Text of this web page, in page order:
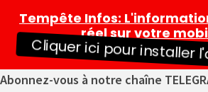
Abonnez-vous à notre chaîne
Tempête Infos:
réel sur votre
Cliquer ici pour installer